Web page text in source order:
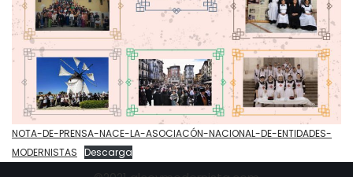
NOTA-DE-PRENSA-NACE-LA-ASOCIACÓN-NACIONAL-DE-ENTIDADES-
MODERNISTAS Descarga